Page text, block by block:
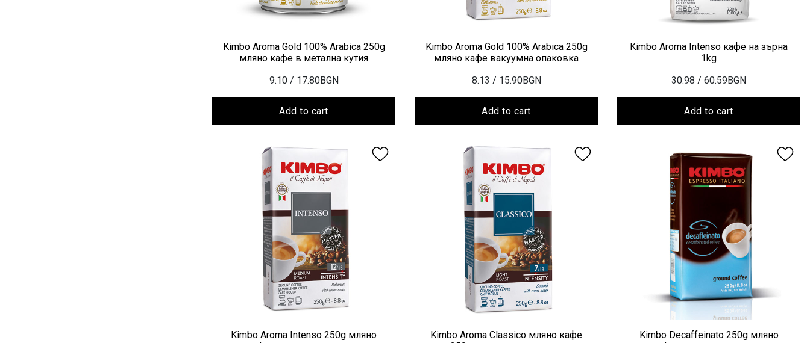
Kimbo Aroma Gold 100% Arabica 250g
мляно кафе в метална кутия
9.10 / 17.80BGN
Add to cart
Kimbo Aroma Gold 100% Arabica 250g
мляно кафе вакуумна опаковка
8.13 / 15.90BGN
Add to cart
Kimbo Aroma Intenso кафе на зърна
1kg
30.98 / 60.59BGN
Add to cart
Kimbo Aroma Intenso 250g мляно
Kimbo Aroma Classico мляно кафе
Kimbo Decaffeinato 250g мляно